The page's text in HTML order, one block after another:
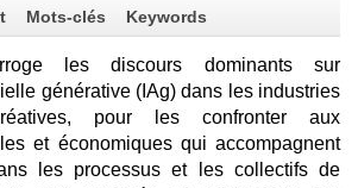
Mots-clés Keywords
les discours dominants sur
générative (IAg) dans les industries
pour les confronter aux
et économiques qui accompagnent
les processus et les collectifs de